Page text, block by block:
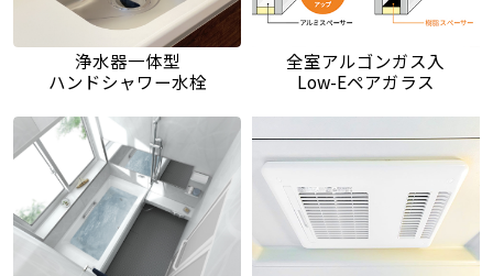
浄水器一体型
ハンドシャワー水栓
全室アルゴンガス入
Low-Eペアガラス